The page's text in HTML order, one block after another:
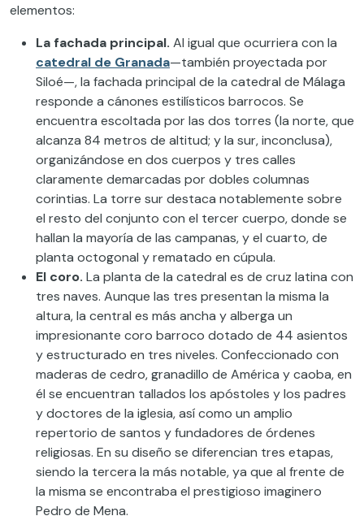
elementos:
La fachada principal. Al igual que ocurriera con la
catedral de Granada—también proyectada por
Siloé—, la fachada principal de la catedral de Málaga
responde a cánones estilísticos barrocos. Se
encuentra escoltada por las dos torres (la norte, que
alcanza 84 metros de altitud; y la sur, inconclusa),
organizándose en dos cuerpos y tres calles
claramente demarcadas por dobles columnas
corintias. La torre sur destaca notablemente sobre
el resto del conjunto con el tercer cuerpo, donde se
hallan la mayoría de las campanas, y el cuarto, de
planta octogonal y rematado en cúpula.
El coro. La planta de la catedral es de cruz latina con
tres naves. Aunque las tres presentan la misma la
altura, la central es más ancha y alberga un
impresionante coro barroco dotado de 44 asientos
y estructurado en tres niveles. Confeccionado con
maderas de cedro, granadillo de América y caoba, en
él se encuentran tallados los apóstoles y los padres
y doctores de la iglesia, así como un amplio
repertorio de santos y fundadores de órdenes
religiosas. En su diseño se diferencian tres etapas,
siendo la tercera la más notable, ya que al frente de
la misma se encontraba el prestigioso imaginero
Pedro de Mena.